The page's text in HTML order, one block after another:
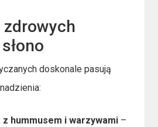
zdrowych
doskonale pasują
z hummusem i warzywami –